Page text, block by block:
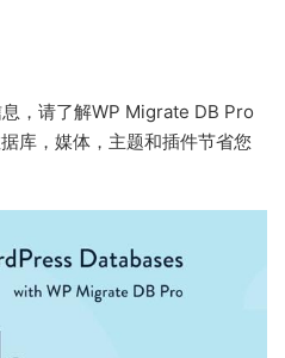
，请了解WP Migrate DB Pro
库，媒体，主题和插件节省您